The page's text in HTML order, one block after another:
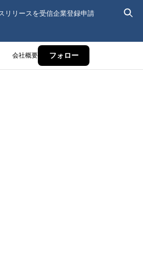
リリースを受信企業登録申請
会社概要 フォロー